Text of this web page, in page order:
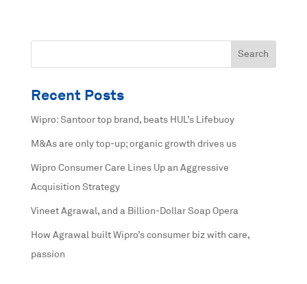
Recent Posts
Wipro: Santoor top brand, beats HUL’s Lifebuoy
M&As are only top-up; organic growth drives us
Wipro Consumer Care Lines Up an Aggressive
Acquisition Strategy
Vineet Agrawal, and a Billion-Dollar Soap Opera
How Agrawal built Wipro’s consumer biz with care,
passion